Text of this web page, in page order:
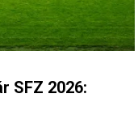
SFZ 2026: